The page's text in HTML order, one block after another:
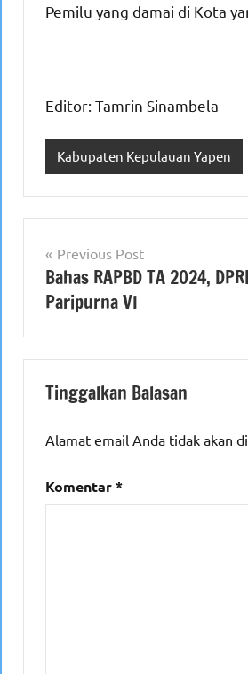
Pemilu yang damai di Kota
Editor: Tamrin Sinambela
Kabupaten Kepulauan Yapen
Navigasi
pos
Previous Post
Bahas RAPBD TA 2024,
Paripurna VI
Tinggalkan Balasan
Alamat email Anda tidak akan
Komentar*